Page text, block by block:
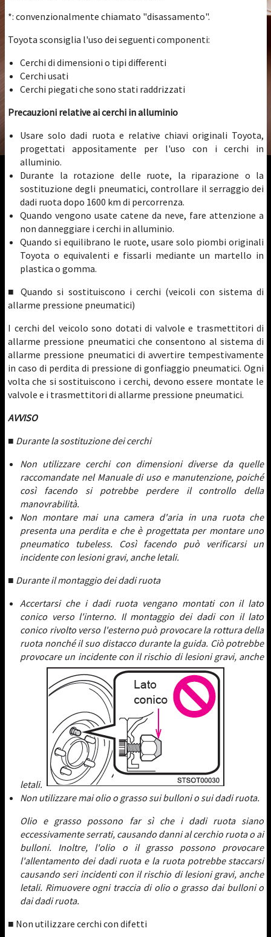
*: convenzionalmente chiamato "disassamento".
Toyota sconsiglia l'uso dei seguenti componenti:
Cerchi di dimensioni o tipi differenti
Cerchi usati
Cerchi piegati che sono stati raddrizzati
Precauzioni relative ai cerchi in alluminio
Usare solo dadi ruota e relative chiavi originali Toyota,
progettati appositamente per l'uso con i cerchi in
alluminio.
Durante la rotazione delle ruote, la riparazione o la
sostituzione degli pneumatici, controllare il serraggio dei
dadi ruota dopo 1600 km di percorrenza.
Quando vengono usate catene da neve, fare attenzione a
non danneggiare i cerchi in alluminio.
Quando si equilibrano le ruote, usare solo piombi originali
Toyota o equivalenti e fissarli mediante un martello in
plastica o gomma.
■ Quando si sostituiscono i cerchi (veicoli con sistema di
allarme pressione pneumatici)
I cerchi del veicolo sono dotati di valvole e trasmettitori di
allarme pressione pneumatici che consentono al sistema di
allarme pressione pneumatici di avvertire tempestivamente
in caso di perdita di pressione di gonfiaggio pneumatici. Ogni
volta che si sostituiscono i cerchi, devono essere montate le
valvole e i trasmettitori di allarme pressione pneumatici.
AVVISO
■ Durante la sostituzione dei cerchi
Non utilizzare cerchi con dimensioni diverse da quelle
raccomandate nel Manuale di uso e manutenzione, poiché
così facendo si potrebbe perdere il controllo della
manovrabilità.
Non montare mai una camera d'aria in una ruota che
presenta una perdita e che è progettata per montare uno
pneumatico tubeless. Così facendo può verificarsi un
incidente con lesioni gravi, anche letali.
■ Durante il montaggio dei dadi ruota
Accertarsi che i dadi ruota vengano montati con il lato
conico verso l'interno. Il montaggio dei dadi con il lato
conico rivolto verso l'esterno può provocare la rottura della
ruota nonché il suo distacco durante la guida. Ciò potrebbe
provocare un incidente con il rischio di lesioni gravi, anche
letali.
Non utilizzare mai olio o grasso sui bulloni o sui dadi ruota.
Olio e grasso possono far sì che i dadi ruota siano
eccessivamente serrati, causando danni al cerchio ruota o ai
bulloni. Inoltre, l'olio o il grasso possono provocare
l'allentamento dei dadi ruota e la ruota potrebbe staccarsi
causando seri incidenti con il rischio di lesioni gravi, anche
letali. Rimuovere ogni traccia di olio o grasso dai bulloni o
dai dadi ruota.
■ Non utilizzare cerchi con difetti